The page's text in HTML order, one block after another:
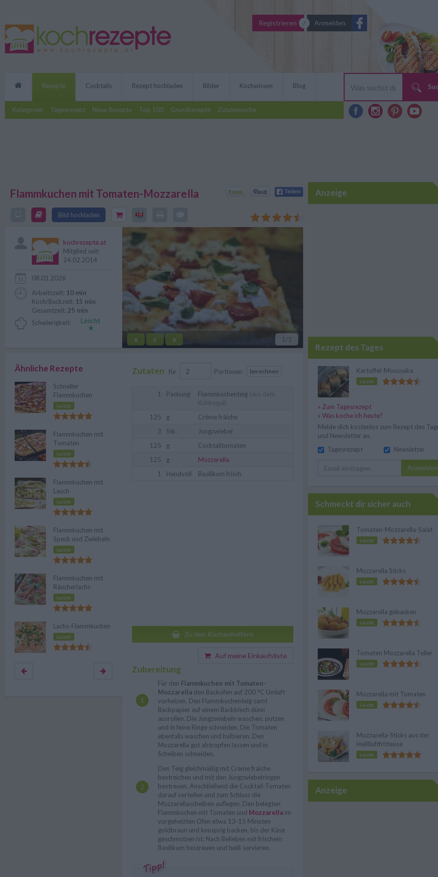
Registrieren Anmelden
Rezepte
Kategorien Tagesrezept Neue Rezepte Top 100 Grundrezepte Zutatensuche
Cocktails Rezept hochladen Bilder Kochwissen Blog
Flammkuchen mit Tomaten-Mozzarella
Bild hochladen
Der Flammkuchen mit Tomaten-Mozzarella ist ein leichtes
und saftige Tomaten treffen auf mild schmelzenden
Mozzarella.
« || » 1 /1
kochrezepte.at
Mitglied seit:
24.02.2014
08.01.2026
Arbeitszeit: 10 min
Koch/Backzeit: 15 min
Gesamtzeit: 25 min
Schwierigkeit:
Zutaten für Portionen berechnen
1 Packung Flammkuchenteig (aus dem
Kühlregal)
125
g
Créme frâiche
3
Stk.
Jungzwiebel
125
g
Cocktailtomaten
125
g
Mozzarella
1
Handvoll Basilikum frisch
Zu den Küchenhelfern
Auf meine Einkaufsliste
Zubereitung
Für den Flammkuchen mit Tomaten-
Mozzarella den Backofen auf 200 °C Umluft
vorheizen. Den Flammkuchenteig samt
Backpapier auf einem Backblech dünn
ausrollen. Die Jungzwiebeln waschen, putzen
und in feine Ringe schneiden. Die Tomaten
ebenfalls waschen und halbieren. Den
Mozzarella gut abtropfen lassen und in
Scheiben schneiden.
Den Teig gleichmäßig mit Crème fraîche
bestreichen und mit den Jungzwiebelringen
bestreuen. Anschließend die Cocktail-Tomaten
darauf verteilen und zum Schluss die
Mozzarellascheiben auflegen. Den belegten
Flammkuchen mit Tomaten und Mozzarella im
vorgeheizten Ofen etwa 13-15 Minuten
goldbraun und knusprig backen, bis der Käse
geschmolzen ist. Nach Belieben mit frischem
Basilikum bestreuen und heiß servieren.
Ähnliche Rezepte
Schneller
Flammkuchen
Leicht
Flammkuchen mit
Tomaten
Leicht
Flammkuchen mit
Lauch
Leicht
Flammkuchen mit
Speck und Zwiebeln
Leicht
Flammkuchen mit
Räucherlachs
Leicht
Lachs-Flammkuchen
Leicht
Anzeige
Rezept des Tages
Kartoffel-Moussaka
Leicht
» Zum Tagesrezept
» Was koche ich heute?
Melde dich kostenlos zum Rezept des
und Newsletter an.
Tagesrezept
Newsletter
Anmelden
Schmeckt dir sicher auch
Tomaten-Mozzarella-Salat
Leicht
Mozzarella Sticks
Leicht
Mozzarella gebacken
Leicht
Tomaten Mozzarella Teller
Leicht
Mozzarella mit Tomaten
Leicht
Mozzarella-Sticks aus der
Heißluftfritteuse
Leicht
Anzeige